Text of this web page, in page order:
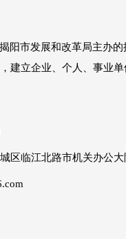
市发展和改革局主办的
建立企业、个人、事业
临江北路市机关办公大